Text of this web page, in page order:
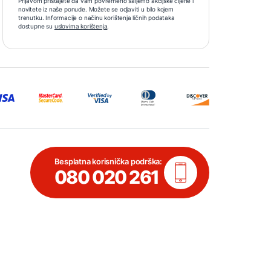
novitete iz naše ponude. Možete se odjaviti u bilo kojem
trenutku. Informacije o načinu korištenja ličnih podataka
dostupne su uslovima korištenja.
Besplatna korisnička podrška:
080 020 261